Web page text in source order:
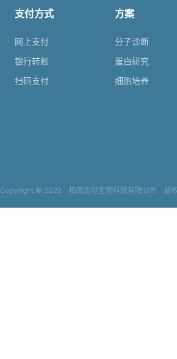
支付方式
网上支付
银行转账
扫码支付
方案
分子诊断
蛋白研究
细胞培养
Copyright © 2022 柏思迈尔生物科技有限公司 版